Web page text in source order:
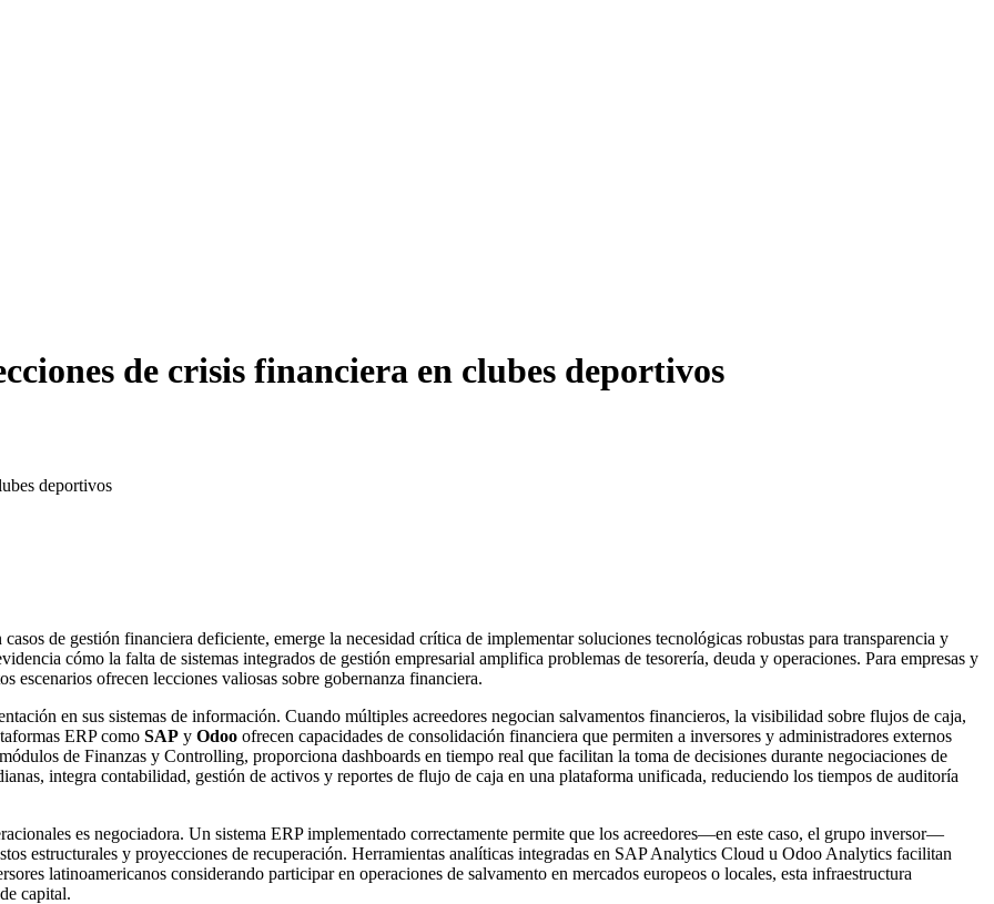
de crisis financiera en clubes deportivos
deportivos
de gestión financiera deficiente, emerge la necesidad crítica de implementar soluciones tecnológicas robustas para transparencia y
cómo la falta de sistemas integrados de gestión empresarial amplifica problemas de tesorería, deuda y operaciones. Para empresas y
escenarios ofrecen lecciones valiosas sobre gobernanza financiera.
en sus sistemas de información. Cuando múltiples acreedores negocian salvamentos financieros, la visibilidad sobre flujos de caja,
ERP como SAP y Odoo ofrecen capacidades de consolidación financiera que permiten a inversores y administradores externos
de Finanzas y Controlling, proporciona dashboards en tiempo real que facilitan la toma de decisiones durante negociaciones de
integra contabilidad, gestión de activos y reportes de flujo de caja en una plataforma unificada, reduciendo los tiempos de auditoría
es negociadora. Un sistema ERP implementado correctamente permite que los acreedores—en este caso, el grupo inversor—
estructurales y proyecciones de recuperación. Herramientas analíticas integradas en SAP Analytics Cloud u Odoo Analytics facilitan
latinoamericanos considerando participar en operaciones de salvamento en mercados europeos o locales, esta infraestructura
capital.